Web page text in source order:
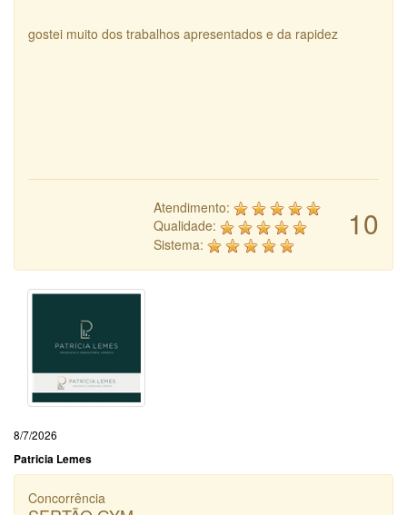
gostei muito dos trabalhos apresentados e da rapidez
10
Atendimento:
Qualidade:
Sistema:
8/7/2026
Patricia Lemes
Concorrência